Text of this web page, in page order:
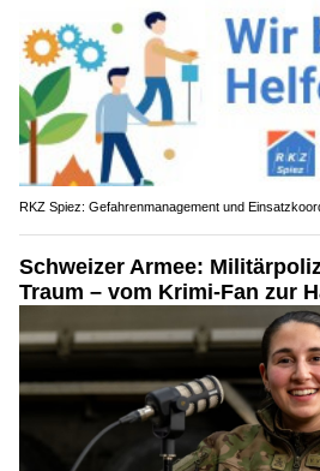
RKZ Spiez: Gefahrenmanagement und
Schweizer Armee:
Traum – vom Krimi-Fan zur